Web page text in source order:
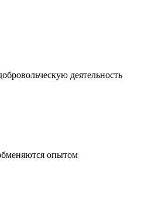
деятельность
опытом